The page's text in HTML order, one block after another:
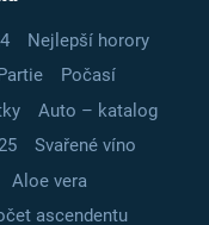
Nejlepší horory
Partie
Počasí
Auto – katalog
Svařené víno
Aloe vera
ascendentu